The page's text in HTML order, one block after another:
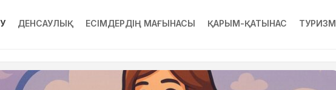
ДЕНСАУЛЫҚ ЕСІМДЕРДІҢ МАҒЫНАСЫ ҚАРЫМ-ҚАТЫНАС ТУРИЗМ